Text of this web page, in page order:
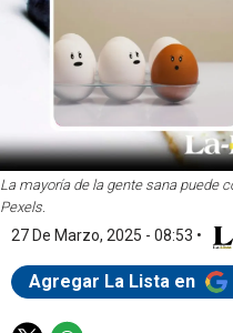
La mayoría de la gente sana puede
Pexels.
27 De Marzo, 2025 - 08:53 •
Agregar La Lista en